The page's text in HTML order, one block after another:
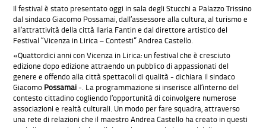
Il festival è stato presentato oggi in sala degli Stucchi a Palazzo Trissino
dal sindaco Giacomo Possamai, dall’assessore alla cultura, al turismo e
all’attrattività della città Ilaria Fantin e dal direttore artistico del
Festival “Vicenza in Lirica – Contesti” Andrea Castello.
«Quattordici anni con Vicenza in Lirica: un festival che è cresciuto
edizione dopo edizione attraendo un pubblico di appassionati del
genere e offendo alla città spettacoli di qualità - dichiara il sindaco
Giacomo Possamai-. La programmazione si inserisce all’interno del
contesto cittadino cogliendo l’opportunità di coinvolgere numerose
associazioni e realtà culturali. Un modo per fare squadra, attraverso
una rete di relazioni che il maestro Andrea Castello ha creato in questi